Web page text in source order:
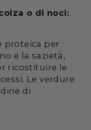
o di noci:
proteica per
e la sazietà,
ricostituire le
Le verdure
di